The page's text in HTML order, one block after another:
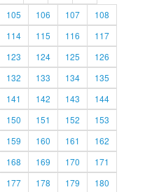
105 106 107
108
114 115 116
117
123 124 125
126
132 133 134
135
141 142 143
144
150 151 152
153
159 160 161
162
168 169 170
171
177 178 179
180